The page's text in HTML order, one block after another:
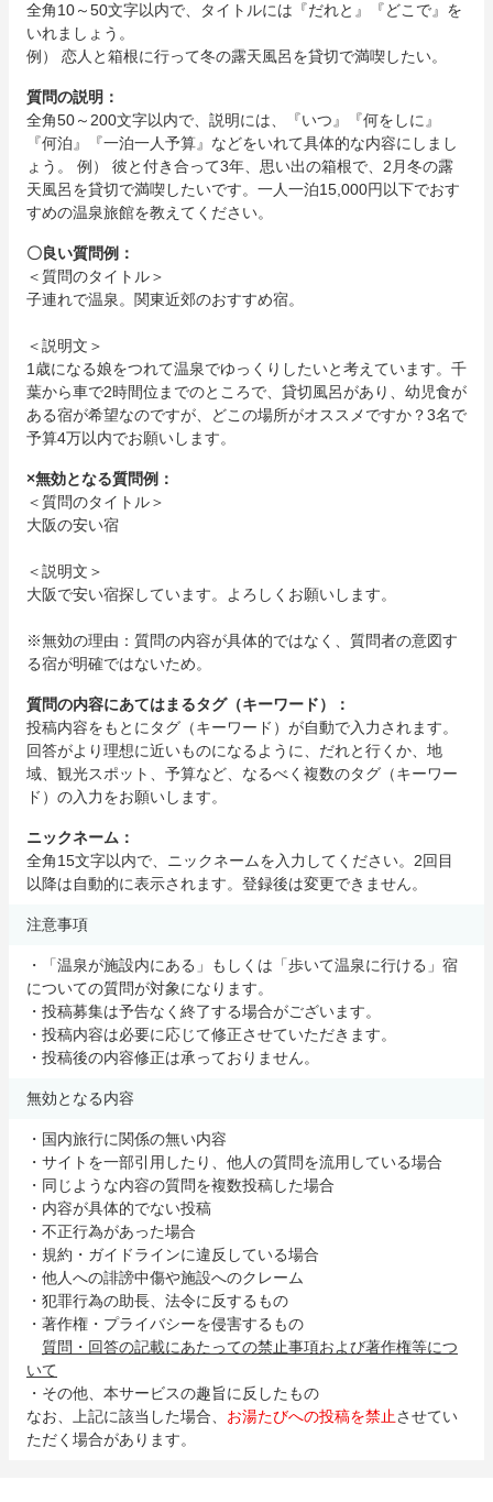
全角10～50文字以内で、タイトルには『だれと』『どこで』を
いれましょう。
例） 恋人と箱根に行って冬の露天風呂を貸切で満喫したい。
質問の説明：
全角50～200文字以内で、説明には、『いつ』『何をしに』
『何泊』『一泊一人予算』などをいれて具体的な内容にしまし
ょう。 例） 彼と付き合って3年、思い出の箱根で、2月冬の露
天風呂を貸切で満喫したいです。一人一泊15,000円以下でおす
すめの温泉旅館を教えてください。
〇良い質問例：
＜質問のタイトル＞
子連れで温泉。関東近郊のおすすめ宿。
＜説明文＞
1歳になる娘をつれて温泉でゆっくりしたいと考えています。千
葉から車で2時間位までのところで、貸切風呂があり、幼児食が
ある宿が希望なのですが、どこの場所がオススメですか？3名で
予算4万以内でお願いします。
×無効となる質問例：
＜質問のタイトル＞
大阪の安い宿
＜説明文＞
大阪で安い宿探しています。よろしくお願いします。
※無効の理由：質問の内容が具体的ではなく、質問者の意図す
る宿が明確ではないため。
質問の内容にあてはまるタグ（キーワード）：
投稿内容をもとにタグ（キーワード）が自動で入力されます。
回答がより理想に近いものになるように、だれと行くか、地
域、観光スポット、予算など、なるべく複数のタグ（キーワー
ド）の入力をお願いします。
ニックネーム：
全角15文字以内で、ニックネームを入力してください。2回目
以降は自動的に表示されます。登録後は変更できません。
注意事項
・「温泉が施設内にある」もしくは「歩いて温泉に行ける」宿
についての質問が対象になります。
・投稿募集は予告なく終了する場合がございます。
・投稿内容は必要に応じて修正させていただきます。
・投稿後の内容修正は承っておりません。
無効となる内容
・国内旅行に関係の無い内容
・サイトを一部引用したり、他人の質問を流用している場合
・同じような内容の質問を複数投稿した場合
・内容が具体的でない投稿
・不正行為があった場合
・規約・ガイドラインに違反している場合
・他人への誹謗中傷や施設へのクレーム
・犯罪行為の助長、法令に反するもの
・著作権・プライバシーを侵害するもの
質問・回答の記載にあたっての禁止事項および著作権等につ
いて
・その他、本サービスの趣旨に反したもの
なお、上記に該当した場合、 お湯たびへの投稿を禁止させてい
ただく場合があります。